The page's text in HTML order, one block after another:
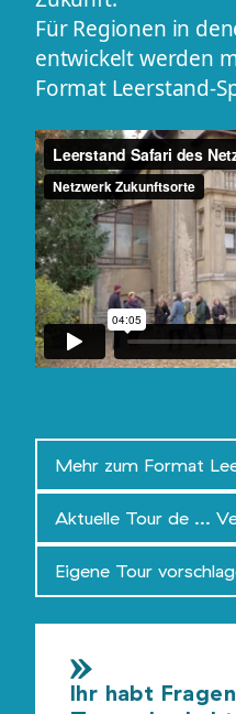
Für Regionen in
entwickelt werden
Format Leerstand-
Mehr zum Format
Aktuelle Tour de ...
Eigene Tour
Ihr habt